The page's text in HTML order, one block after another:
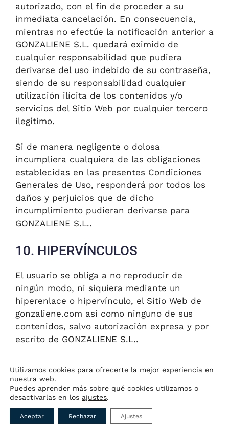
autorizado, con el fin de proceder a su
inmediata cancelación. En consecuencia,
mientras no efectúe la notificación anterior a
GONZALIENE S.L. quedará eximido de
cualquier responsabilidad que pudiera
derivarse del uso indebido de su contraseña,
siendo de su responsabilidad cualquier
utilización ilícita de los contenidos y/o
servicios del Sitio Web por cualquier tercero
ilegítimo.
Si de manera negligente o dolosa
incumpliera cualquiera de las obligaciones
establecidas en las presentes Condiciones
Generales de Uso, responderá por todos los
daños y perjuicios que de dicho
incumplimiento pudieran derivarse para
GONZALIENE S.L..
10. HIPERVÍNCULOS
El usuario se obliga a no reproducir de
ningún modo, ni siquiera mediante un
hiperenlace o hipervínculo, el Sitio Web de
gonzaliene.com así como ninguno de sus
contenidos, salvo autorización expresa y por
escrito de GONZALIENE S.L..
El Sitio Web de gonzaliene.com normalmente
no incluye enlaces a otros sitios web
gestionados por terceros, pero si lo hiciera y
con objeto de facilitar el acceso del Usuario
a la información de entidades colaboradoras
Utilizamos cookies para ofrecerte la mejor experiencia en
nuestra web.
Puedes aprender más sobre qué cookies utilizamos o
desactivarlas en los ajustes.
Aceptar Rechazar Ajustes